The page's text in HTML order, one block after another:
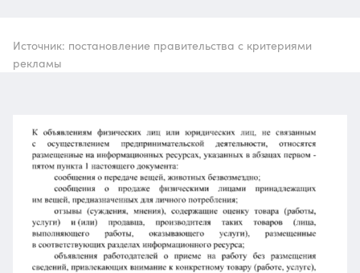
Источник: постановление правительства с критериями
рекламы